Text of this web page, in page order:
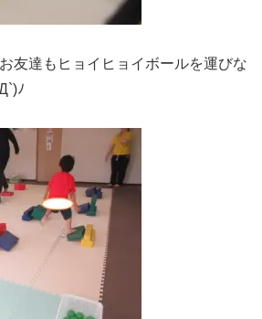
友達もヒョイヒョイボールを運びな
ﾉ